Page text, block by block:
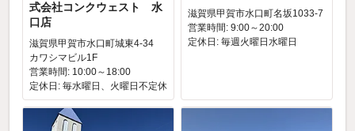
式会社コンクウェスト 水
口店
滋賀県甲賀市水口町城東4-34
カワシマビル1F
営業時間: 10:00～18:00
定休日: 毎水曜日、火曜日不定休
滋賀県甲賀市水口町名坂1033-7
営業時間: 9:00～20:00
定休日: 毎週火曜日水曜日